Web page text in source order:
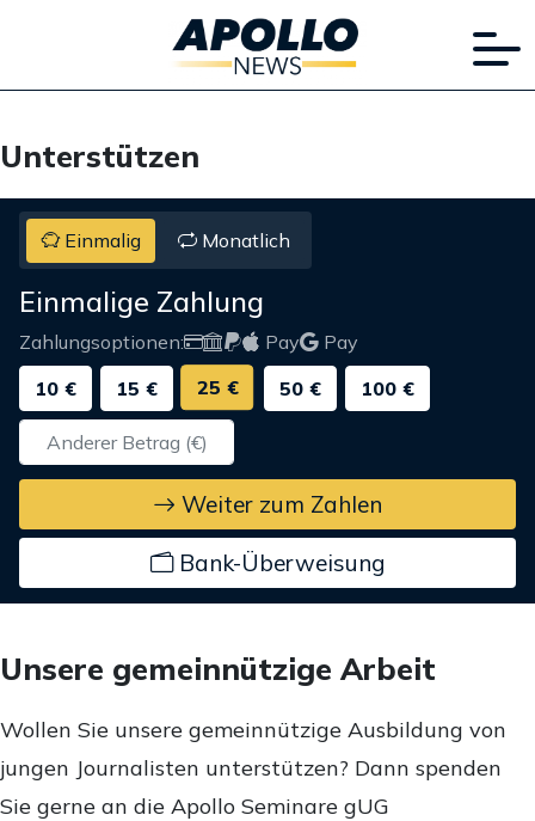
Unterstützen
Einmalig Monatlich
Einmalige Zahlung
Zahlungsoptionen: Pay
Pay
10 €
15 € 25 € 50 € 100 €
Weiter zum Zahlen
Bank-Überweisung
Unsere gemeinnützige Arbeit
Wollen Sie unsere gemeinnützige Ausbildung von
jungen Journalisten unterstützen? Dann spenden
Sie gerne an die Apollo Seminare gUG